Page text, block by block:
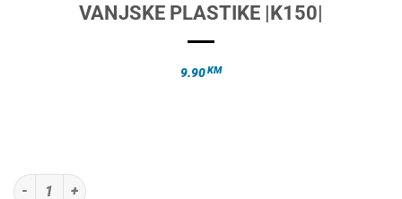
VANJSKE PLASTIKE |K150|
9.90KM
K2 BONO BLACK SPREJ 300ML ZA VANJSKE PLASTIKE |K150|